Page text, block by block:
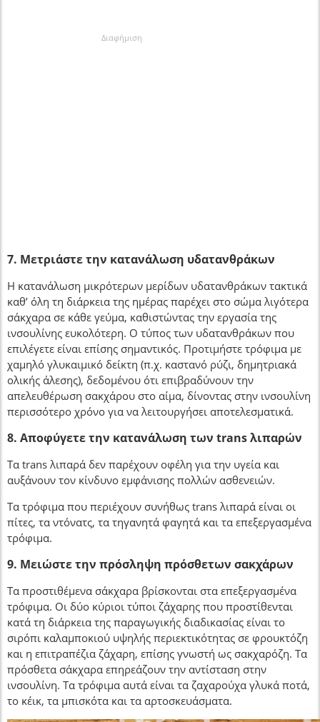
Διαφήμιση
7. Μετριάστε την κατανάλωση υδατανθράκων
Η κατανάλωση μικρότερων μερίδων υδατανθράκων τακτικά
καθ’ όλη τη διάρκεια της ημέρας παρέχει στο σώμα λιγότερα
σάκχαρα σε κάθε γεύμα, καθιστώντας την εργασία της
ινσουλίνης ευκολότερη. Ο τύπος των υδατανθράκων που
επιλέγετε είναι επίσης σημαντικός. Προτιμήστε τρόφιμα με
χαμηλό γλυκαιμικό δείκτη (π.χ. καστανό ρύζι, δημητριακά
ολικής άλεσης), δεδομένου ότι επιβραδύνουν την
απελευθέρωση σακχάρου στο αίμα, δίνοντας στην ινσουλίνη
περισσότερο χρόνο για να λειτουργήσει αποτελεσματικά.
8. Αποφύγετε την κατανάλωση των trans λιπαρών
Τα trans λιπαρά δεν παρέχουν οφέλη για την υγεία και
αυξάνουν τον κίνδυνο εμφάνισης πολλών ασθενειών.
Τα τρόφιμα που περιέχουν συνήθως trans λιπαρά είναι οι
πίτες, τα ντόνατς, τα τηγανητά φαγητά και τα επεξεργασμένα
τρόφιμα.
9. Μειώστε την πρόσληψη πρόσθετων σακχάρων
Τα προστιθέμενα σάκχαρα βρίσκονται στα επεξεργασμένα
τρόφιμα. Οι δύο κύριοι τύποι ζάχαρης που προστίθενται
κατά τη διάρκεια της παραγωγικής διαδικασίας είναι το
σιρόπι καλαμποκιού υψηλής περιεκτικότητας σε φρουκτόζη
και η επιτραπέζια ζάχαρη, επίσης γνωστή ως σακχαρόζη. Τα
πρόσθετα σάκχαρα επηρεάζουν την αντίσταση στην
ινσουλίνη. Τα τρόφιμα αυτά είναι τα ζαχαρούχα γλυκά ποτά,
το κέικ, τα μπισκότα και τα αρτοσκευάσματα.